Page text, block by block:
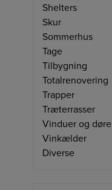
Shelters
Skur
Sommerhus
Tage
Tilbygning
Totalrenovering
Trapper
Træterrasser
Vinduer og døre
Vinkælder
Diverse